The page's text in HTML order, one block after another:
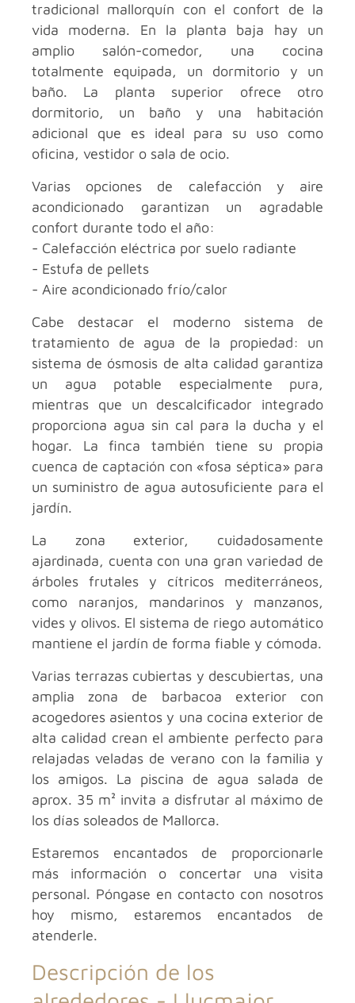
tradicional mallorquín con el confort de la
vida moderna. En la planta baja hay un
amplio salón-comedor, una cocina
totalmente equipada, un dormitorio y un
baño. La planta superior ofrece otro
dormitorio, un baño y una habitación
adicional que es ideal para su uso como
oficina, vestidor o sala de ocio.
Varias opciones de calefacción y aire
acondicionado garantizan un agradable
confort durante todo el año:
- Calefacción eléctrica por suelo radiante
- Estufa de pellets
- Aire acondicionado frío/calor
Cabe destacar el moderno sistema de
tratamiento de agua de la propiedad: un
sistema de ósmosis de alta calidad garantiza
un agua potable especialmente pura,
mientras que un descalcificador integrado
proporciona agua sin cal para la ducha y el
hogar. La finca también tiene su propia
cuenca de captación con «fosa séptica» para
un suministro de agua autosuficiente para el
jardín.
La zona exterior, cuidadosamente
ajardinada, cuenta con una gran variedad de
árboles frutales y cítricos mediterráneos,
como naranjos, mandarinos y manzanos,
vides y olivos. El sistema de riego automático
mantiene el jardín de forma fiable y cómoda.
Varias terrazas cubiertas y descubiertas, una
amplia zona de barbacoa exterior con
acogedores asientos y una cocina exterior de
alta calidad crean el ambiente perfecto para
relajadas veladas de verano con la familia y
los amigos. La piscina de agua salada de
aprox. 35 m² invita a disfrutar al máximo de
los días soleados de Mallorca.
Estaremos encantados de proporcionarle
más información o concertar una visita
personal. Póngase en contacto con nosotros
hoy mismo, estaremos encantados de
atenderle.
Descripción de los